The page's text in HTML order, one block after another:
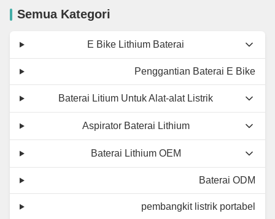
Semua Kategori
E Bike Lithium Baterai
Penggantian Baterai E Bike
Baterai Litium Untuk Alat-alat Listrik
Aspirator Baterai Lithium
Baterai Lithium OEM
Baterai ODM
pembangkit listrik portabel